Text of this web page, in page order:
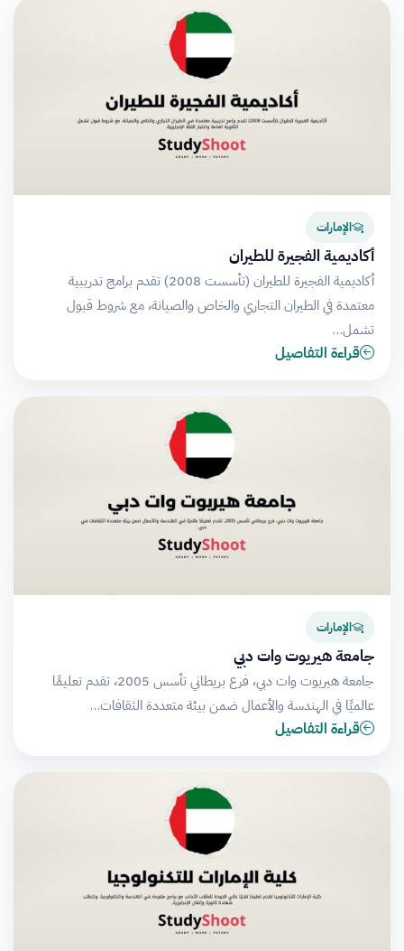
الإمارات
أكاديمية الفجيرة للطيران
أكاديمية الفجيرة للطيران (تأسست 2008) تقدم برامج تدريبية
معتمدة في الطيران التجاري والخاص والصيانة، مع شروط قبول
تشمل…
قراءة التفاصيل
الإمارات
جامعة هيريوت وات دبي
جامعة هيريوت وات دبي، فرع بريطاني تأسس 2005، تقدم تعليمًا
عالميًا في الهندسة والأعمال ضمن بيئة متعددة الثقافات…
قراءة التفاصيل